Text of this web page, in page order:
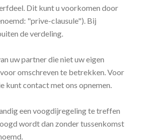
Dit kunt u voorkomen door
"prive-clausule"). Bij
de verdeling.
uw partner die niet uw eigen
omschreven te betrekken. Voor
contact met ons opnemen.
een voogdijregeling te treffen
wordt dan zonder tussenkomst